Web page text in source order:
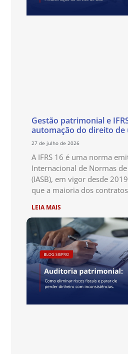
Gestão patrimonial e
automação do direito de
27 de julho de 2026
A IFRS 16 é uma norma
Internacional de Normas
(IASB), em vigor desde
que a maioria dos
LEIA MAIS